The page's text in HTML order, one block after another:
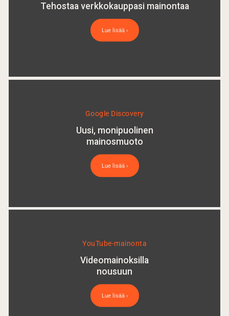
Tehostaa verkkokauppasi mainontaa
Lue lisää ›
Google Discovery
Uusi, monipuolinen
mainosmuoto
Lue lisää ›
YouTube-mainonta
Videomainoksilla
nousuun
Lue lisää ›